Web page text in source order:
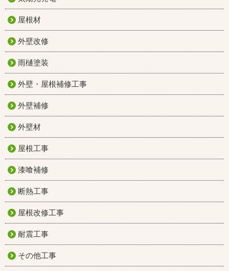
屋根材
外壁改修
雨樋塗装
外壁・屋根補修工事
外壁補修
外壁材
屋根工事
漆喰補修
断熱工事
屋根改修工事
耐震工事
その他工事